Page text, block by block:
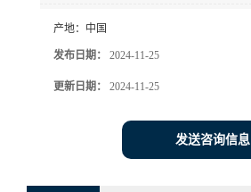
产地： 中国
发布日期： 2024-11-25
更新日期： 2024-11-25
发送咨询信息